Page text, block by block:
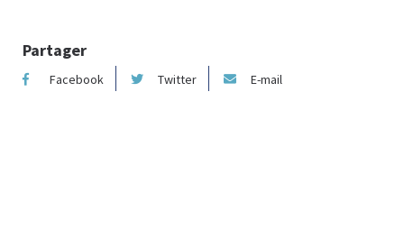
Partager
Facebook Twitter E-mail